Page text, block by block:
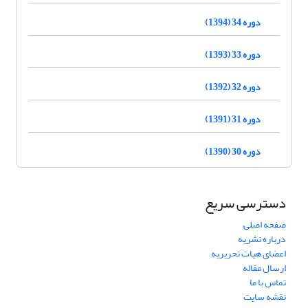
دوره 34 (1394)
دوره 33 (1393)
دوره 32 (1392)
دوره 31 (1391)
دوره 30 (1390)
دسترسی سریع
صفحه اصلی
درباره نشریه
اعضای هیات تحریریه
ارسال مقاله
تماس با ما
نقشه سایت